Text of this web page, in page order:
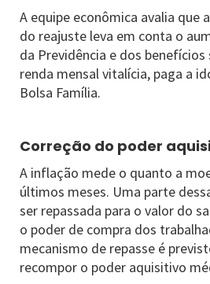
A equipe econômica avalia que
do reajuste leva em conta o
da Previdência e dos benefícios
renda mensal vitalícia, paga a
Bolsa Família.
Correção do poder
A inflação mede o quanto a
últimos meses. Uma parte
ser repassada para o valor do
o poder de compra dos
mecanismo de repasse é
recompor o poder aquisitivo